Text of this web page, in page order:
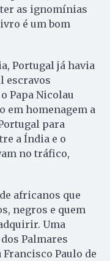
as ignomínias
é um bom
Portugal já havia
escravos
Papa Nicolau
em homenagem a
para
a Índia e o
no tráfico,
africanos que
negros e quem
Uma
Palmares
Paulo de